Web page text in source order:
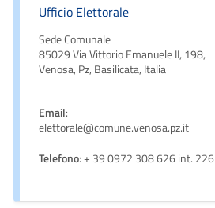
Ufficio Elettorale
Sede Comunale
85029 Via Vittorio Emanuele II, 198,
Venosa, Pz, Basilicata, Italia
Email:
elettorale@comune.venosa.pz.it
Telefono: + 39 0972 308 626 int. 226